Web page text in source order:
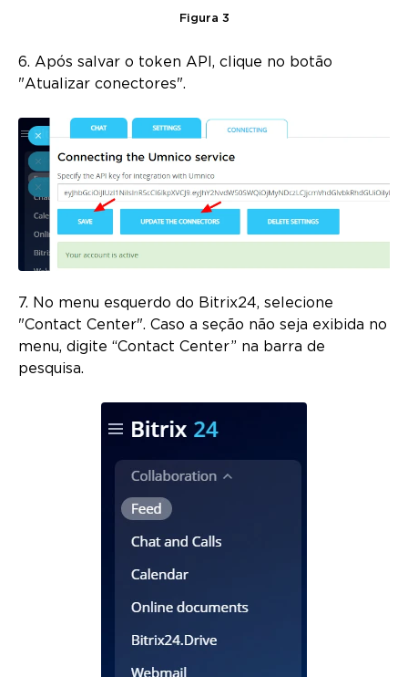
Figura 3
6. Após salvar o token API, clique no botão
"Atualizar conectores".
7. No menu esquerdo do Bitrix24, selecione
"Contact Center". Caso a seção não seja exibida no
menu, digite “Contact Center” na barra de
pesquisa.